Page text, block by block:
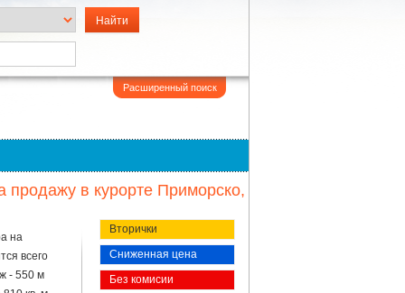
Расширенный поиск
продажу в курорте Приморско,
на
всего
- 550 м
Вторички
Сниженная цена
Без комисии